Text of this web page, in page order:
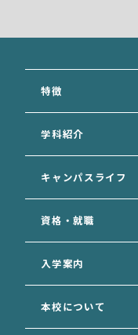
特徴
学科紹介
犬の美容学科
愛玩動物看護学科
専攻科
キャンパスライフ
資格・就職
入学案内
入学案内トップ
資料請求フォーム
本校について